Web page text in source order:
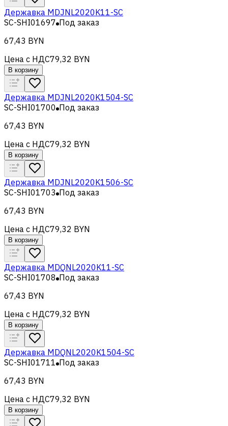
Державка MDJNL2020K11-SC
SC-SHI01697 Под заказ
67,43 BYN
Цена с НДС79,32 BYN
В корзину
Державка MDJNL2020K1504-SC
SC-SHI01700 Под заказ
67,43 BYN
Цена с НДС79,32 BYN
В корзину
Державка MDJNL2020K1506-SC
SC-SHI01703 Под заказ
67,43 BYN
Цена с НДС79,32 BYN
В корзину
Державка MDQNL2020K11-SC
SC-SHI01708 Под заказ
67,43 BYN
Цена с НДС79,32 BYN
В корзину
Державка MDQNL2020K1504-SC
SC-SHI01711 Под заказ
67,43 BYN
Цена с НДС79,32 BYN
В корзину